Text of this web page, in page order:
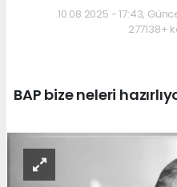
10.08.2025 - 17:43,
277138+
BAP bize neleri